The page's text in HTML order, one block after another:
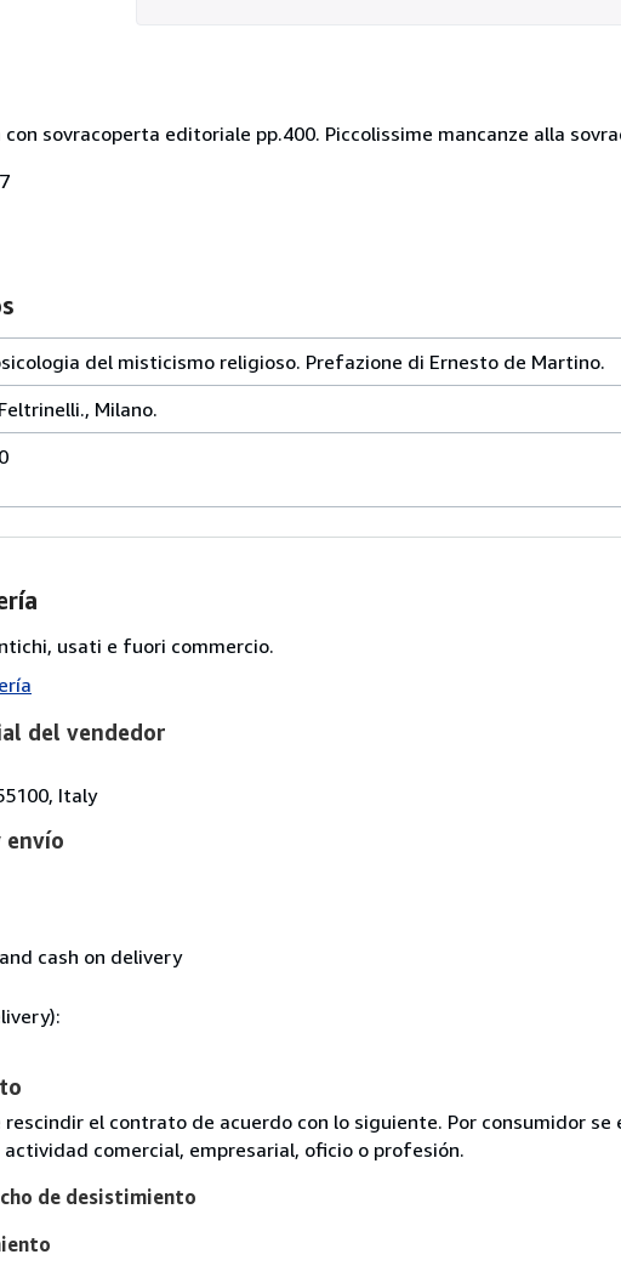
sovracoperta editoriale pp.400. Piccolissime mancanze alla
del misticismo religioso. Prefazione di Ernesto de Martino.
Milano.
usati e fuori commercio.
del vendedor
Italy
envío
cash on delivery
rescindir el contrato de acuerdo con lo siguiente. Por consumidor
comercial, empresarial, oficio o profesión.
de desistimiento